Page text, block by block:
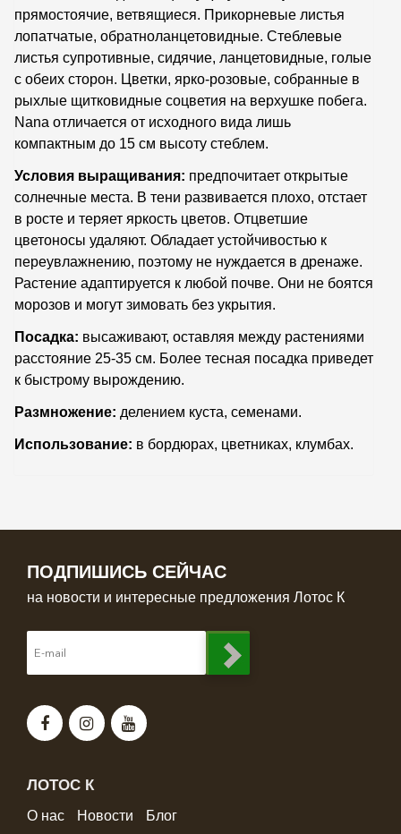
прямостоячие, ветвящиеся. Прикорневые листья
лопатчатые, обратноланцетовидные. Стеблевые
листья супротивные, сидячие, ланцетовидные, голые
с обеих сторон. Цветки, ярко-розовые, собранные в
рыхлые щитковидные соцветия на верхушке побега.
Nana отличается от исходного вида лишь
компактным до 15 см высоту стеблем.
Условия выращивания: предпочитает открытые
солнечные места. В тени развивается плохо, отстает
в росте и теряет яркость цветов. Отцветшие
цветоносы удаляют. Обладает устойчивостью к
переувлажнению, поэтому не нуждается в дренаже.
Растение адаптируется к любой почве. Они не боятся
морозов и могут зимовать без укрытия.
Посадка: высаживают, оставляя между растениями
расстояние 25-35 см. Более тесная посадка приведет
к быстрому вырождению.
Размножение: делением куста, семенами.
Использование: в бордюрах, цветниках, клумбах.
ПОДПИШИСЬ СЕЙЧАС
на новости и интересные предложения Лотос К
ЛОТОС К
О нас Новости Блог